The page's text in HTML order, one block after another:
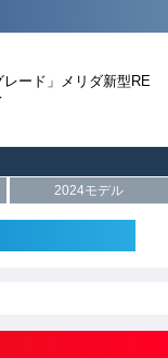
レード」メリダ新型RE
2024モデル